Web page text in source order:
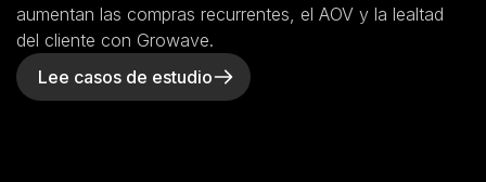
aumentan las compras recurrentes, el AOV y la lealtad
del cliente con Growave.
Lee casos de estudio